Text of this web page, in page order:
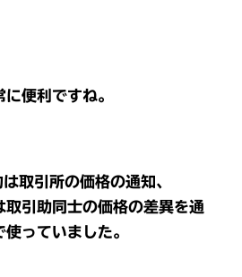
便利ですね。
取引所の価格の通知、
助同士の価格の差異を通
っていました。